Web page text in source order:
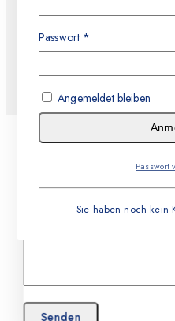
Nachricht
Passwort *
Angemeldet bleiben
Passwort
Sie haben noch kein